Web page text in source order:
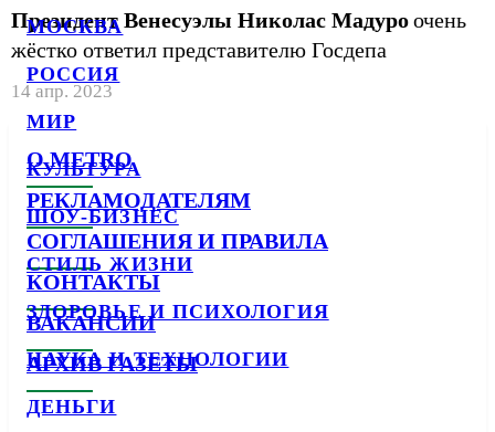
МОСКВА
РОССИЯ
МИР
КУЛЬТУРА
ШОУ-БИЗНЕС
СТИЛЬ ЖИЗНИ
ЗДОРОВЬЕ И ПСИХОЛОГИЯ
НАУКА И ТЕХНОЛОГИИ
ДЕНЬГИ
Президент Венесуэлы Николас Мадуроочень
жёстко ответил представителю Госдепа
14 апр. 2023
О METRO
РЕКЛАМОДАТЕЛЯМ
СОГЛАШЕНИЯ И ПРАВИЛА
КОНТАКТЫ
ВАКАНСИИ
АРХИВ ГАЗЕТЫ